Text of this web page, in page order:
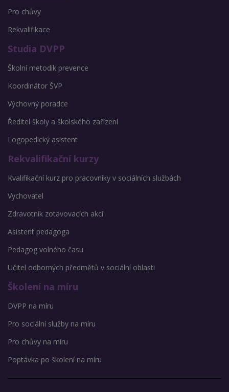
Pro chůvy
Rekvalifikace
Studia DVPP
Školní metodik prevence
Koordinátor ŠVP
Výchovný poradce
Ředitel školy a školského zařízení
Logopedický asistent
Rekvalifikační kurzy
Kvalifikační kurz pro pracovníky v sociálních službách
Vychovatel
Zdravotník zotavovacích akcí
Asistent pedagoga
Pedagog volného času
Učitel odborných předmětů v sociální oblasti
Školení na míru
DVPP na míru
Pro sociální služby na míru
Pro chůvy na míru
Poptávka po školení na míru